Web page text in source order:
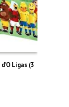
Ligas (3